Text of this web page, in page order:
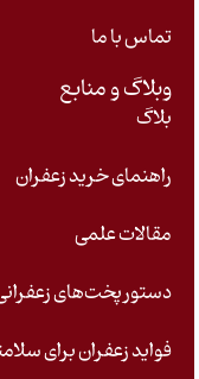
تماس با ما
وبلاگ و منابع
بلاگ
راهنمای خرید زعفران
مقالات علمی
دستور پخت‌های
فواید زعفران برای